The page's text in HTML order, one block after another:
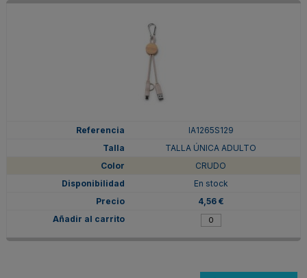
IA1265S129
TALLA ÚNICA ADULTO
CRUDO
En stock
4,56 €